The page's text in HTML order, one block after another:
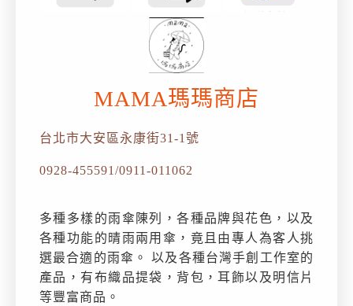
MAMA瑪瑪商店
台北市大安區永康街31-1號
0928-455591/0911-011062
多種多樣的雨傘陳列，各種品牌與花色，以及
各種功能的晴雨兩用傘，竟且由專人為客人挑
選最合適的雨傘。 以及各種台灣手創工作室的
產品，有布織品提袋，背包，耳飾以及明信片
等豐富商品。